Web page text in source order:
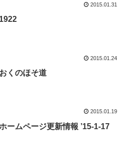
2015.01.31
1922
2015.01.24
おくのほそ道
2015.01.19
ームページ更新情報 ’15-1-17